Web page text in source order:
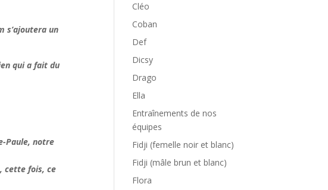
s’ajoutera un
qui a fait du
Paule, notre
cette fois, ce
Cléo
Coban
Def
Dicsy
Drago
Ella
Entraînements de nos
équipes
Fidji (femelle noir et blanc)
Fidji (mâle brun et blanc)
Flora